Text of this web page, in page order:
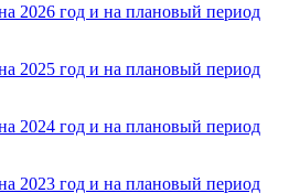
2026 год и на плановый период
2025 год и на плановый период
2024 год и на плановый период
2023 год и на плановый период